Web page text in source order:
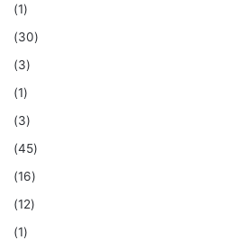
(1)
(30)
(3)
(1)
(3)
(45)
(16)
(12)
(1)